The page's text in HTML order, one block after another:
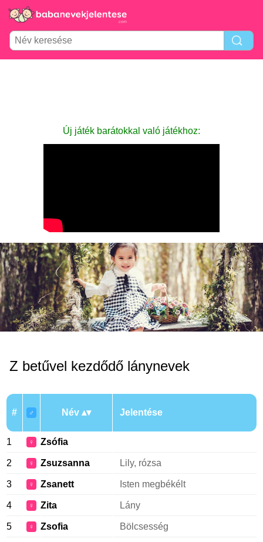
Új játék barátokkal való játékhoz:
Z betűvel kezdődő lánynevek
# ♂ Név Jelentése
1 ♀ Zsófia
2 ♀ Zsuzsanna Lily, rózsa
3 ♀ Zsanett Isten megbékélt
4 ♀ Zita Lány
5 ♀ Zsofia Bölcsesség